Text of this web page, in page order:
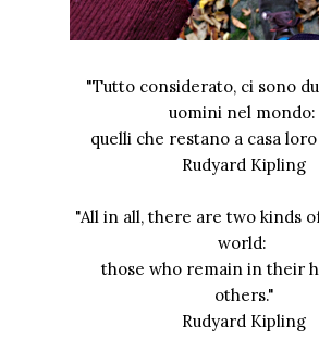
"Tutto considerato, ci sono
uomini nel mondo:
quelli che restano a casa
Rudyard Kipling
"All in all, there are two kinds
world:
those who remain in their
others."
Rudyard Kipling